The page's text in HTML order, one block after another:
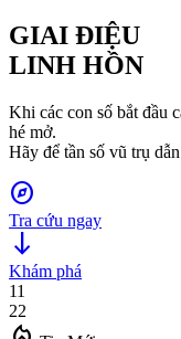
GIAI ĐIỆU
LINH HỒN
Khi các con số bắt đầu
hé mở.
Hãy để tần số vũ trụ
explore
Tra cứu ngay
south
Khám phá
11
22